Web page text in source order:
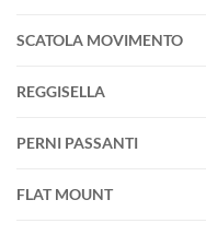
SCATOLA MOVIMENTO
REGGISELLA
PERNI PASSANTI
FLAT MOUNT